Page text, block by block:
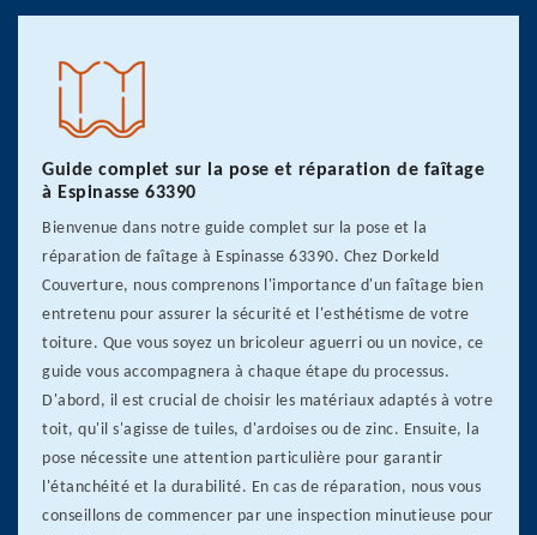
Guide complet sur la pose et réparation de faîtage
à Espinasse 63390
Bienvenue dans notre guide complet sur la pose et la
réparation de faîtage à Espinasse 63390. Chez Dorkeld
Couverture, nous comprenons l'importance d'un faîtage bien
entretenu pour assurer la sécurité et l'esthétisme de votre
toiture. Que vous soyez un bricoleur aguerri ou un novice, ce
guide vous accompagnera à chaque étape du processus.
D'abord, il est crucial de choisir les matériaux adaptés à votre
toit, qu'il s'agisse de tuiles, d'ardoises ou de zinc. Ensuite, la
pose nécessite une attention particulière pour garantir
l'étanchéité et la durabilité. En cas de réparation, nous vous
conseillons de commencer par une inspection minutieuse pour